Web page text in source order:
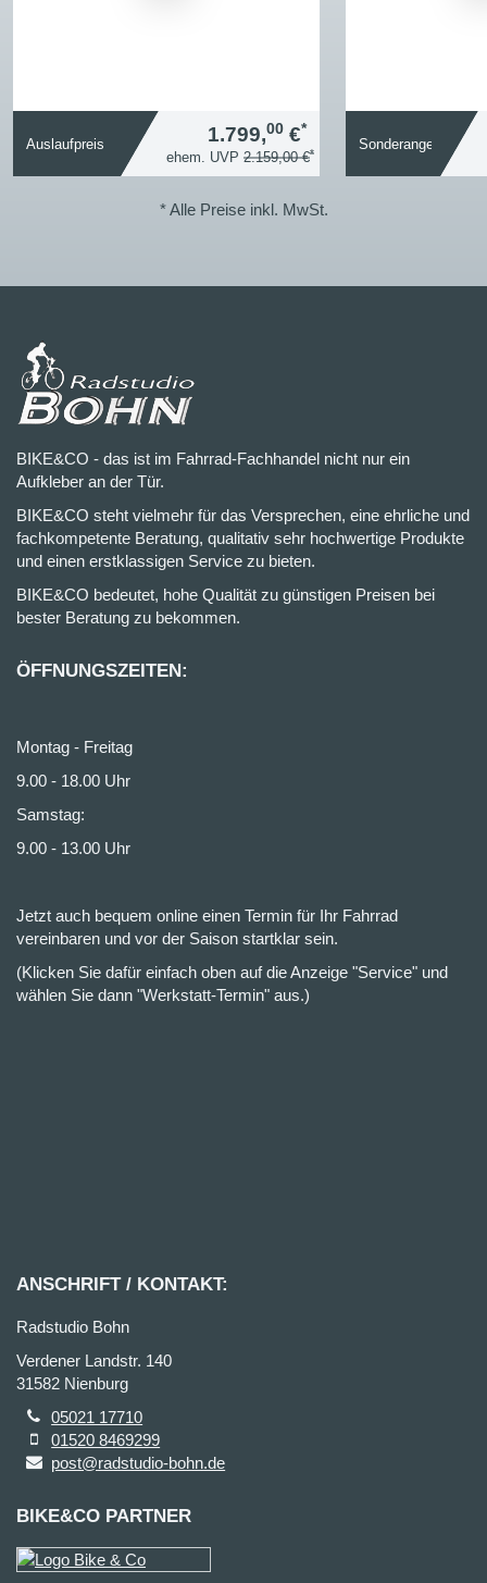
Auslaufpreis 1.799,00 €*
ehem. UVP 2.159,00 €*
Sonderangebot
* Alle Preise inkl. MwSt.
BIKE&CO - das ist im Fahrrad-Fachhandel nicht nur ein
Aufkleber an der Tür.
BIKE&CO steht vielmehr für das Versprechen, eine ehrliche und
fachkompetente Beratung, qualitativ sehr hochwertige Produkte
und einen erstklassigen Service zu bieten.
BIKE&CO bedeutet, hohe Qualität zu günstigen Preisen bei
bester Beratung zu bekommen.
ÖFFNUNGSZEITEN:
Montag - Freitag
9.00 - 18.00 Uhr
Samstag:
9.00 - 13.00 Uhr
Jetzt auch bequem online einen Termin für Ihr Fahrrad
vereinbaren und vor der Saison startklar sein.
(Klicken Sie dafür einfach oben auf die Anzeige "Service" und
wählen Sie dann "Werkstatt-Termin" aus.)
ANSCHRIFT / KONTAKT:
Radstudio Bohn
Verdener Landstr. 140
31582 Nienburg
05021 17710
01520 8469299
post@radstudio-bohn.de
BIKE&CO PARTNER